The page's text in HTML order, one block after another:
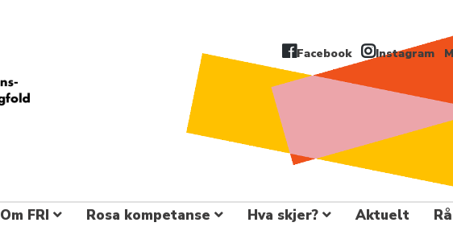
Facebook Instagram
Om FRI Rosa kompetanse Hva skjer? Aktuelt